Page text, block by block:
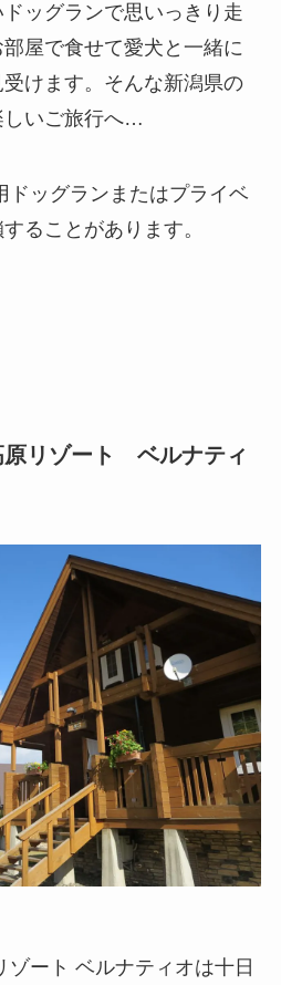
ッグランで思いっきり走
屋で食せて愛犬と一緒に
けます。そんな新潟県の
しいご旅行へ…
ッグランまたはプライベ
ることがあります。
リゾート ベルナティ
ゾート ベルナティオは十日